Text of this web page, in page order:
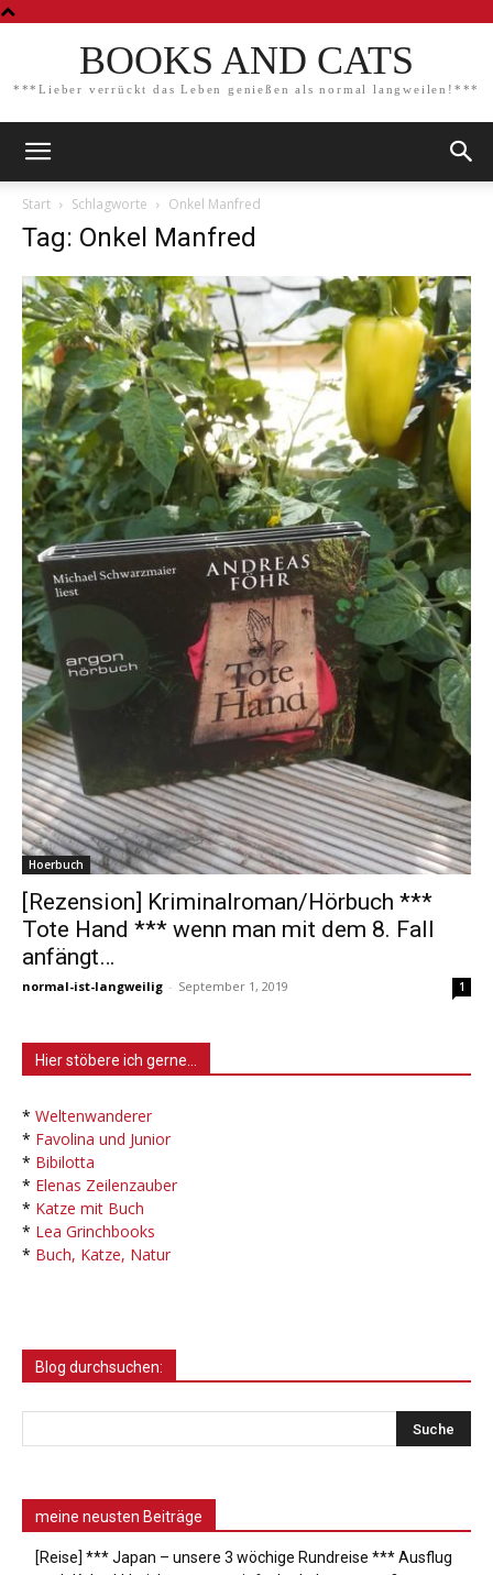
BOOKS AND CATS
***Lieber verrückt das Leben genießen als normal langweilen!***
Start Schlagworte Onkel Manfred
Tag: Onkel Manfred
Hoerbuch
[Rezension] Kriminalroman/Hörbuch ***
Tote Hand *** wenn man mit dem 8. Fall
anfängt…
normal-ist-langweilig - September 1, 2019 1
Hier stöbere ich gerne…
* Weltenwanderer
* Favolina und Junior
* Bibilotta
* Elenas Zeilenzauber
* Katze mit Buch
* Lea Grinchbooks
* Buch, Katze, Natur
Blog durchsuchen:
meine neusten Beiträge
[Reise] *** Japan – unsere 3 wöchige Rundreise *** Ausflug